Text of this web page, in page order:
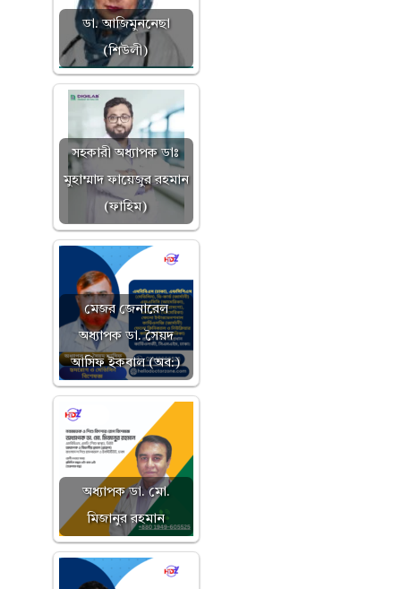
ডা. আজিমুননেছা
(শিউলী)
সহকারী অধ্যাপক ডাঃ
মুহাম্মাদ ফায়েজুর রহমান
(ফাহিম)
মেজর জেনারেল
অধ্যাপক ডা. সৈয়দ
আসিফ ইকবাল (অব:)
অধ্যাপক ডা. মো.
মিজানুর রহমান